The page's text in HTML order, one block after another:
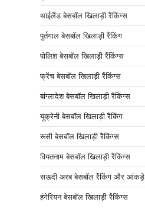
थाईलैंड बेसबॉल खिलाड़ी रैंकिंग्स
पुर्तगाल बेसबॉल खिलाड़ी रैंकिंग
पोलिश बेसबॉल खिलाड़ी रैंकिंग्स
फ्रेंच बेसबॉल खिलाड़ी रैंकिंग्स
बांग्लादेश बेसबॉल खिलाड़ी रैंकिंग्स
यूक्रेनी बेसबॉल खिलाड़ी रैंकिंग
रूसी बेसबॉल खिलाड़ी रैंकिंग्स
वियतनाम बेसबॉल खिलाड़ी रैंकिंग्स
सऊदी अरब बेसबॉल रैंकिंग और आंकड़े
हंगेरियन बेसबॉल खिलाड़ी रैंकिंग्स